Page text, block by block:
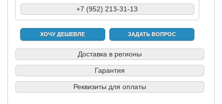
+7 (952) 213-31-13
ХОЧУ ДЕШЕВЛЕ ЗАДАТЬ ВОПРОС
Доставка в регионы
Гарантия
Реквизиты для оплаты